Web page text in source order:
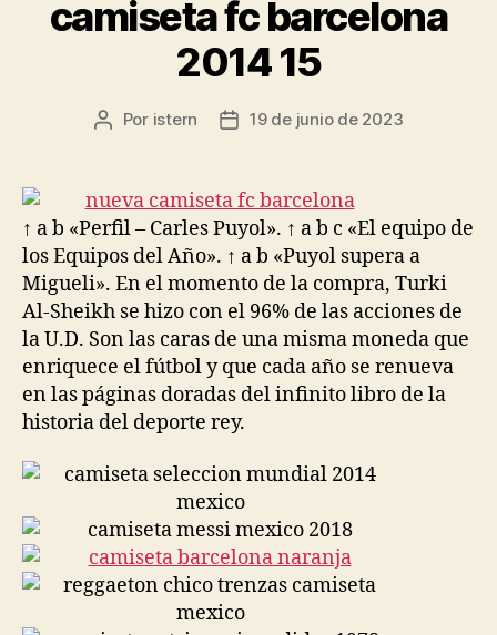
camiseta fc barcelona
2014 15
Autor
entrada
Por istern
Fecha
entrada
19 de junio de 2023
↑ a b «Perfil – Carles Puyol». ↑ a b c «El equipo de
los Equipos del Año». ↑ a b «Puyol supera a
Migueli». En el momento de la compra, Turki
Al-Sheikh se hizo con el 96% de las acciones de
la U.D. Son las caras de una misma moneda que
enriquece el fútbol y que cada año se renueva
en las páginas doradas del infinito libro de la
historia del deporte rey.